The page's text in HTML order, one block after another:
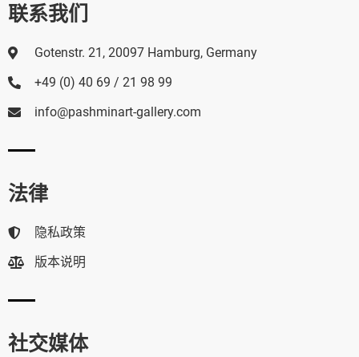
联系我们
Gotenstr. 21, 20097 Hamburg, Germany
+49 (0) 40 69 / 21 98 99
info@pashminart-gallery.com
法律
隐私政策
版本说明
社交媒体